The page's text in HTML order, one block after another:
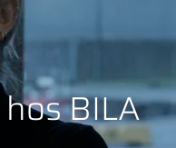
BILA